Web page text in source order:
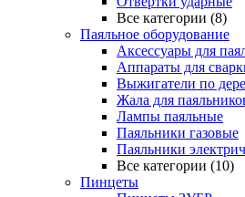
Все категории (8)
Паяльное оборудование
Аксессуары для
Аппараты для
Выжигатели по
Жала для
Лампы паяльные
Паяльники газовые
Паяльники
Все категории (10)
Пинцеты